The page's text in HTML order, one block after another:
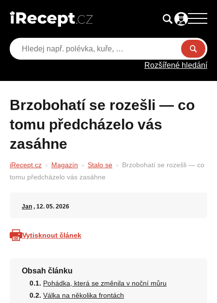
Rozšířené hledání
Brzobohatí se rozešli — co
tomu předcházelo vás
zasáhne
iRecept.cz Magazín Stalo se
Brzobohatí se rozešli — co
tomu předcházelo vás zasáhne
Jan , 12. 05. 2026
Vytisknout článek
Obsah článku
Pohádka, která se změnila v noční můru
Válka na několika frontách